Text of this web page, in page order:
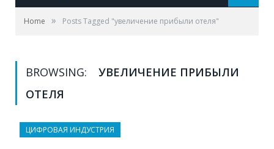
Home » Posts Tagged "увеличение прибыли отеля"
BROWSING:
УВЕЛИЧЕНИЕ ПРИБЫЛИ
ОТЕЛЯ
ЦИФРОВАЯ ИНДУСТРИЯ